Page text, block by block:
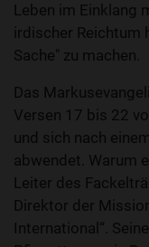
Leben im Einklang
irdischer Reichtum
Sache" zu machen.
Das
Versen 17 bis 22
und sich nach
abwendet. Warum
Leiter des
Direktor der
International“.